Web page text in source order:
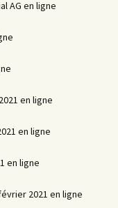
AG en ligne
en ligne
en ligne
en ligne
2021 en ligne